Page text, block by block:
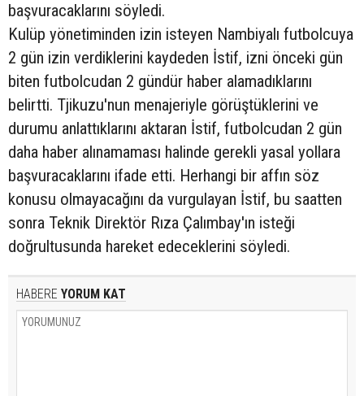
başvuracaklarını söyledi.
Kulüp yönetiminden izin isteyen Nambiyalı futbolcuya
2 gün izin verdiklerini kaydeden İstif, izni önceki gün
biten futbolcudan 2 gündür haber alamadıklarını
belirtti. Tjikuzu'nun menajeriyle görüştüklerini ve
durumu anlattıklarını aktaran İstif, futbolcudan 2 gün
daha haber alınamaması halinde gerekli yasal yollara
başvuracaklarını ifade etti. Herhangi bir affın söz
konusu olmayacağını da vurgulayan İstif, bu saatten
sonra Teknik Direktör Rıza Çalımbay'ın isteği
doğrultusunda hareket edeceklerini söyledi.
HABERE YORUM KAT